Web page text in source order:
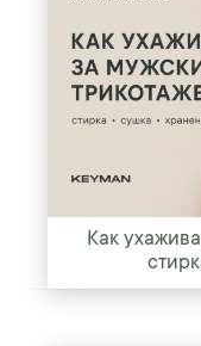
Как